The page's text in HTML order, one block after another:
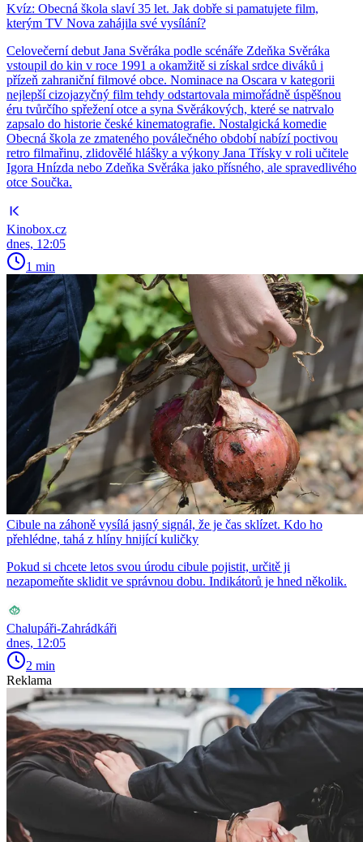
Kvíz: Obecná škola slaví 35 let. Jak dobře si pamatujete film,
kterým TV Nova zahájila své vysílání?
Celovečerní debut Jana Svěráka podle scénáře Zdeňka Svěráka
vstoupil do kin v roce 1991 a okamžitě si získal srdce diváků i
přízeň zahraniční filmové obce. Nominace na Oscara v kategorii
nejlepší cizojazyčný film tehdy odstartovala mimořádně úspěšnou
éru tvůrčího spřežení otce a syna Svěrákových, které se natrvalo
zapsalo do historie české kinematografie. Nostalgická komedie
Obecná škola ze zmateného poválečného období nabízí poctivou
retro filmařinu, zlidovělé hlášky a výkony Jana Třísky v roli učitele
Igora Hnízda nebo Zdeňka Svěráka jako přísného, ale spravedlivého
otce Součka.
Kinobox.cz
dnes, 12:05
1 min
Cibule na záhoně vysílá jasný signál, že je čas sklízet. Kdo ho
přehlédne, tahá z hlíny hnijící kuličky
Pokud si chcete letos svou úrodu cibule pojistit, určitě ji
nezapomeňte sklidit ve správnou dobu. Indikátorů je hned několik.
Chalupáři-Zahrádkáři
dnes, 12:05
2 min
Reklama